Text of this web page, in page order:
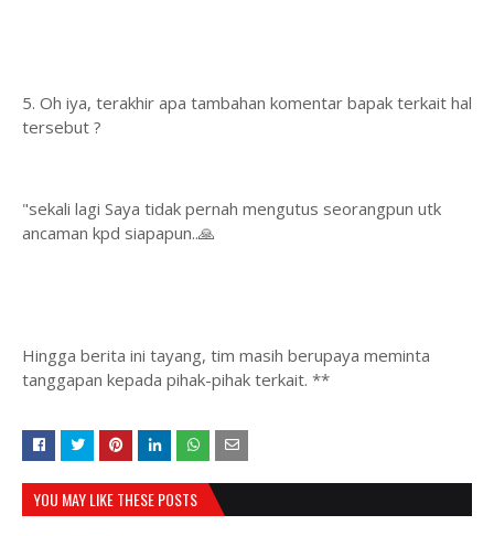
5. Oh iya, terakhir apa tambahan komentar bapak terkait hal
tersebut ?
"sekali lagi Saya tidak pernah mengutus seorangpun utk
ancaman kpd siapapun..🙏
Hingga berita ini tayang, tim masih berupaya meminta
tanggapan kepada pihak-pihak terkait. **
YOU MAY LIKE THESE POSTS